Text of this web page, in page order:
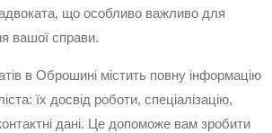
що особливо важливо для
вашої справи.
в Оброшині містить повну інформацію
їх досвід роботи, спеціалізацію,
контактні дані. Це допоможе вам зробити